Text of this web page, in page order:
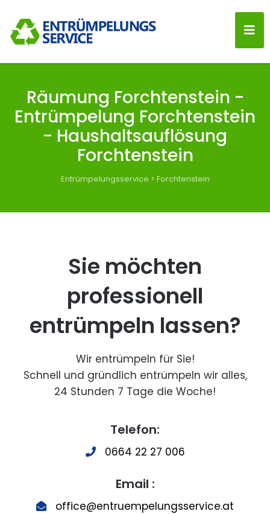
Räumung Forchtenstein -
Entrümpelung Forchtenstein
- Haushaltsauflösung
Forchtenstein
Entrümpelungsservice > Forchtenstein
Sie möchten
professionell
entrümpeln lassen?
Wir entrümpeln für Sie!
Schnell und gründlich entrümpeln wir alles,
24 Stunden 7 Tage die Woche!
Telefon:
0664 22 27 006
Email :
office@entruempelungsservice.at